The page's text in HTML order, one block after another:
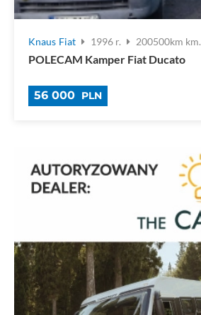
Knaus Fiat 1996 r. 200500km km.
POLECAM Kamper Fiat Ducato
56 000 PLN